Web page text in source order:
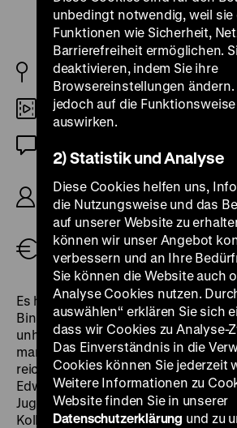
1964 GB
35mm
R/B: Kevin Brownlow, Andrew
Schuchitzky, Kevin Brownlow,
Sebastian Shaw, Bart Allison,
Tickets
Es hätte auch anders kommen
Binsenweisheit, die im Falle der
unheimliche Realität birgt. Denn die
manche Inselbewohner*innen für die
reichte bis zum ehemaligen
Edward VIII. In den 1950er Jahren
Jugendliche die Idee einer
Kollaboration auf und gestalten
unbedingt notwendig, weil
Funktionen wie Sicherheit,
Barrierefreiheit ermöglichen.
deaktivieren, indem Sie ihre
Browsereinstellungen
jedoch auf die
auswirken.
2) Statistik und Analyse
Diese Cookies helfen uns,
die Nutzungsweise und das
auf unserer Website zu
können wir unser Angebot
verbessern und an Ihre
Sie können die Website auch
Analyse Cookies nutzen.
auswählen“ erklären Sie sich
dass wir Cookies zu Analyse-
Das Einverständnis in die
Cookies können Sie jederzeit
Weitere Informationen zu
Website finden Sie in unserer
Datenschutzerklärung und zu